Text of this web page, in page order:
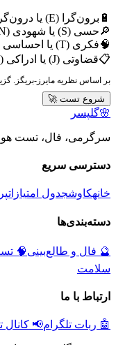
🔋 برون‌گرا (E) یا درون‌گرا (I)
🔎حسی (S) یا شهودی (N)
🧠فکری (T) یا احساسی (F)
📋قضاوتی (J) یا ادراکی (P)
بر اساس نظریه مایرز-بریگز.
شروع تست 🚀
🌸گلپسر
سرگرمی، فال، تست
دسترسی سریع
خانهکاوشجدول امتیازات
دسته‌بندی‌ها
🔮 فال و طالع‌بینی🧠
سلامت
ارتباط با ما
🤖 ربات تلگرام📢 کانال